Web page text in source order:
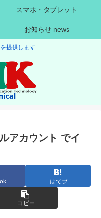
提供します
スマホ・タブレット
お知らせ news
アカウント でイ
はてブ
コピー